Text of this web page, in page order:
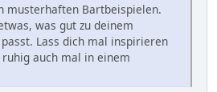
musterhaften Bartbeispielen.
was gut zu deinem
Lass dich mal inspirieren
auch mal in einem